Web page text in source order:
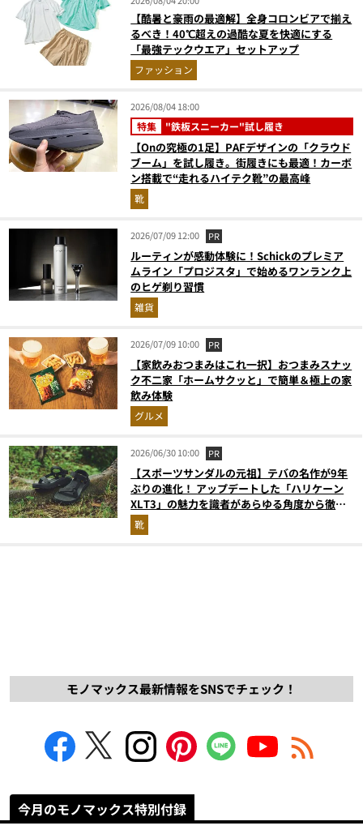
【酷暑と豪雨の最適解】全身コロンビアで揃え
るべき！40℃超えの過酷な夏を快適にする
「最強テックウエア」セットアップ
ファッション
2026/08/04 18:00
特集 "鉄板スニーカー"試し履き
【Onの究極の1足】PAFデザインの「クラウド
ブーム」を試し履き。街履きにも最適！カーボ
ン搭載で“走れるハイテク靴”の最高峰
靴
2026/07/09 12:00 PR
ルーティンが感動体験に！Schickのプレミア
ムライン「プロジスタ」で始めるワンランク上
のヒゲ剃り習慣
雑貨
2026/07/09 10:00 PR
【家飲みおつまみはこれ一択】おつまみスナッ
ク不二家「ホームサクッと」で簡単＆極上の家
飲み体験
グルメ
2026/06/30 10:00 PR
【スポーツサンダルの元祖】テバの名作が9年
ぶりの進化！ アップデートした「ハリケーン
XLT3」の魅力を識者があらゆる角度から徹底
解説！
靴
モノマックス最新情報をSNSでチェック！
今月のモノマックス特別付録